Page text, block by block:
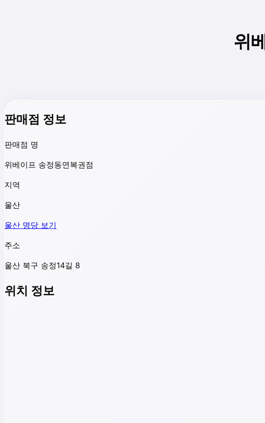
위
판매점 정보
판매점 명
위베이프 송정동연복권점
지역
울산
울산 명당 보기
주소
울산 북구 송정14길 8
위치 정보